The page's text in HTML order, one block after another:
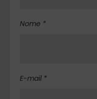
Nome *
E-mail *